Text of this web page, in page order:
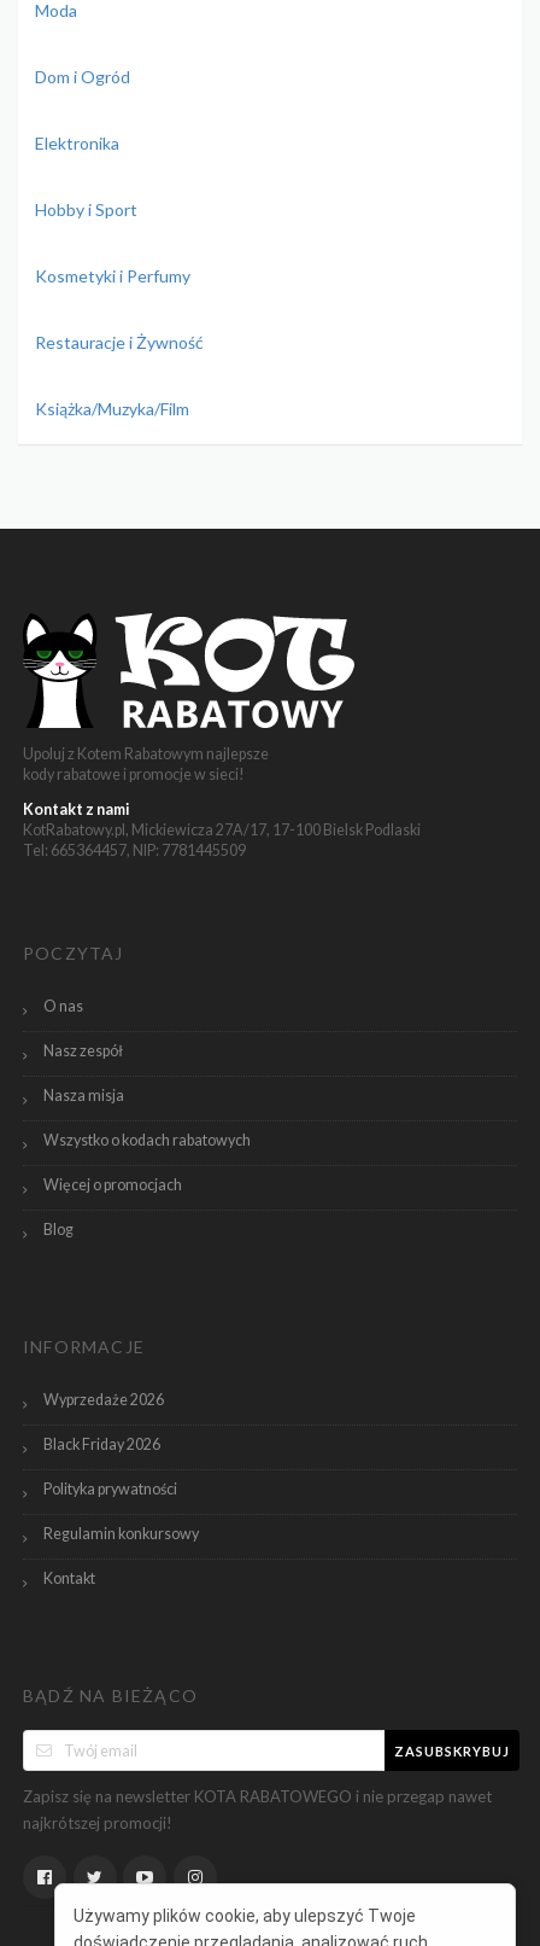
Moda
Dom i Ogród
Elektronika
Hobby i Sport
Kosmetyki i Perfumy
Restauracje i Żywność
Książka/Muzyka/Film
Upoluj z Kotem Rabatowym najlepsze
kody rabatowe i promocje w sieci!
Kontakt z nami
KotRabatowy.pl, Mickiewicza 27A/17, 17-100 Bielsk Podlaski
Tel: 665364457, NIP: 7781445509
POCZYTAJ
O nas
Nasz zespół
Nasza misja
Wszystko o kodach rabatowych
Więcej o promocjach
Blog
INFORMACJE
Wyprzedaże 2026
Black Friday 2026
Polityka prywatności
Regulamin konkursowy
Kontakt
BĄDŹ NA BIEŻĄCO
ZASUBSKRYBUJ
Zapisz się na newsletter KOTA RABATOWEGO i nie przegap nawet
najkrótszej promocji!
Używamy plików cookie, aby ulepszyć Twoje